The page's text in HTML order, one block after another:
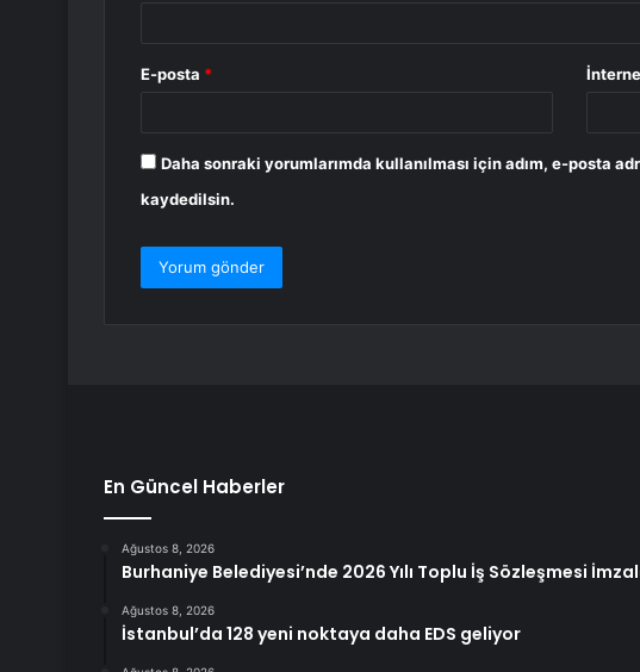
E-posta *
Daha sonraki yorumlarımda kullanılması için adım, e-posta
kaydedilsin.
En Güncel Haberler
Ağustos 8, 2026
Burhaniye Belediyesi’nde 2026 Yılı Toplu İş Sözleşmesi
Ağustos 8, 2026
İstanbul’da 128 yeni noktaya daha EDS geliyor